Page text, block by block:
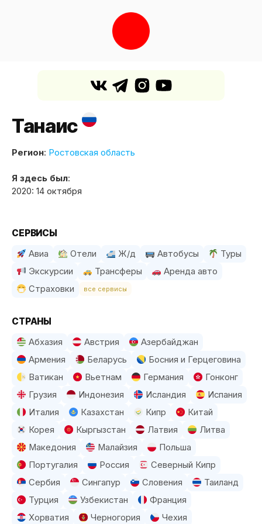
Танаис
Регион: Ростовская область
Я здесь был:
2020: 14 октября
СЕРВИСЫ
Авиа Отели Ж/д Автобусы
Туры
Экскурсии
Трансферы
Аренда авто
Страховки
все сервисы
СТРАНЫ
Абхазия Австрия
Азербайджан
Армения
Беларусь
Босния и Герцеговина
Ватикан
Вьетнам Германия
Гонконг
Грузия
Индонезия Исландия
Испания
Италия
Казахстан Кипр
Китай
Корея
Кыргызстан Латвия
Литва
Македония
Малайзия
Польша
Португалия
Россия
Северный Кипр
Сербия
Сингапур Словения
Таиланд
Турция
Узбекистан
Франция
Хорватия
Черногория Чехия